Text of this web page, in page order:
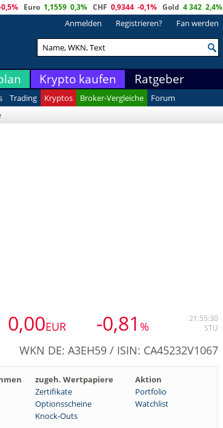
Euro 1,1559 0,3% CHF 0,9344 -0,1% Gold 4 342 2,4%
Anmelden Registrieren? Fan werden
Krypto kaufen Ratgeber
Trading Kryptos Broker-Vergleiche
Forum
0,00EUR -0,81 %
21:55:30
STU
WKN DE: A3EH59 / ISIN: CA45232V1067
zugeh. Wertpapiere
Aktion
Zertifikate
Portfolio
Optionsscheine
Watchlist
Knock-Outs